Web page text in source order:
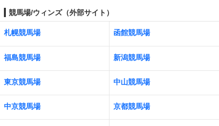
競馬場/ウィンズ（外部サイト）
札幌競馬場 函館競馬場
福島競馬場 新潟競馬場
東京競馬場 中山競馬場
中京競馬場 京都競馬場